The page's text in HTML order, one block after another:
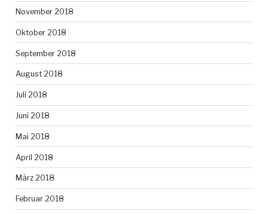
November 2018
Oktober 2018
September 2018
August 2018
Juli 2018
Juni 2018
Mai 2018
April 2018
März 2018
Februar 2018